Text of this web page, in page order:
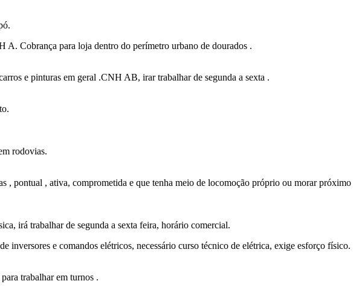
A. Cobrança para loja dentro do perímetro urbano de dourados .
e pinturas em geral .CNH AB, irar trabalhar de segunda a sexta .
rodovias.
, pontual , ativa, comprometida e que tenha meio de locomoção próprio ou morar próximo
irá trabalhar de segunda a sexta feira, horário comercial.
inversores e comandos elétricos, necessário curso técnico de elétrica, exige esforço físico.
trabalhar em turnos .